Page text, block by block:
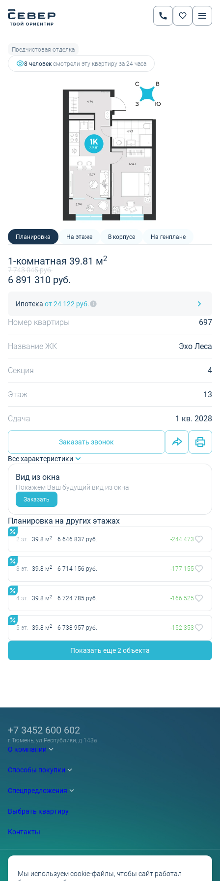
1-комнатная
7 743 045 руб.
6 891 310 руб.
Ипотекаот 24 122 руб.
Предчистовая отделка
8 человексмотрели эту квартиру за 24 часа
Планировка На этаже В корпусе На генплане
1-комнатная 39.81 м2
7 743 045 руб.
6 891 310 руб.
Ипотека от 24 122 руб.
Номер квартиры 697
Название ЖК Эхо Леса
Секция 4
Этаж 13
Сдача 1 кв. 2028
Заказать звонок
Все характеристики
Вид из окна
Покажем Ваш будущий вид из окна
Заказать
Планировка на других этажах
2 эт. 39.8 м2 6 646 837 руб. -244 473
3 эт. 39.8 м2 6 714 156 руб. -177 155
4 эт. 39.8 м2 6 724 785 руб. -166 525
5 эт. 39.8 м2 6 738 957 руб. -152 353
Показать еще 2 объектa
О компании
Способы покупки
Спецпредложения
Выбрать квартиру
Контакты
+7 3452 600 602
г Тюмень, ул Республики, д 143а
Мы используем cookie-файлы, чтобы сайт работал